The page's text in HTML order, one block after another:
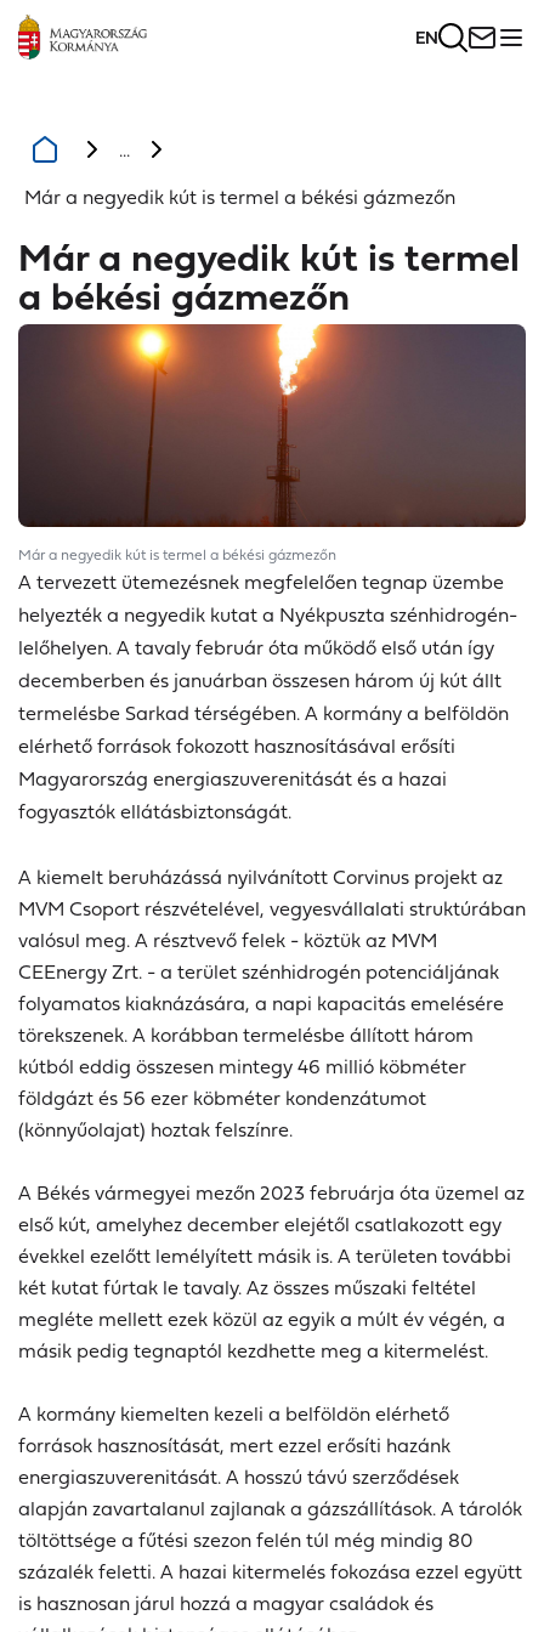
EN
...
Már a negyedik kút is termel a békési gázmezőn
Már a negyedik kút is termel
a békési gázmezőn
Már a negyedik kút is termel a békési gázmezőn
A tervezett ütemezésnek megfelelően tegnap üzembe
helyezték a negyedik kutat a Nyékpuszta szénhidrogén-
lelőhelyen. A tavaly február óta működő első után így
decemberben és januárban összesen három új kút állt
termelésbe Sarkad térségében.A kormány a belföldön
elérhető források fokozott hasznosításával erősíti
Magyarország energiaszuverenitását és a hazai
fogyasztók ellátásbiztonságát.
A kiemelt beruházássá nyilvánított Corvinus projekt az
MVM Csoport részvételével, vegyesvállalati struktúrában
valósul meg. A résztvevő felek - köztük az MVM
CEEnergy Zrt. - a terület szénhidrogén potenciáljának
folyamatos kiaknázására, a napi kapacitás emelésére
törekszenek. A korábban termelésbe állított három
kútból eddig összesen mintegy 46 millió köbméter
földgázt és 56 ezer köbméter kondenzátumot
(könnyűolajat) hoztak felszínre.
A Békés vármegyei mezőn 2023 februárja óta üzemel az
első kút, amelyhez december elejétől csatlakozott egy
évekkel ezelőtt lemélyített másik is. A területen további
két kutat fúrtak le tavaly. Az összes műszaki feltétel
megléte mellett ezek közül az egyik a múlt év végén, a
másik pedig tegnaptól kezdhette meg a kitermelést.
A kormány kiemelten kezeli a belföldön elérhető
források hasznosítását, mert ezzel erősíti hazánk
energiaszuverenitását. A hosszú távú szerződések
alapján zavartalanul zajlanak a gázszállítások. A tárolók
töltöttsége a fűtési szezon felén túl még mindig 80
százalék feletti. A hazai kitermelés fokozása ezzel együtt
is hasznosan járul hozzá a magyar családok és